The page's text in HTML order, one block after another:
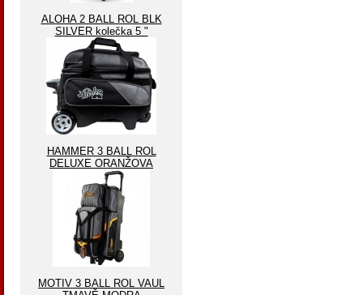
ALOHA 2 BALL ROL BLK
SILVER kolečka 5 "
HAMMER 3 BALL ROL
DELUXE ORANŽOVA
MOTIV 3 BALL ROL VAUL